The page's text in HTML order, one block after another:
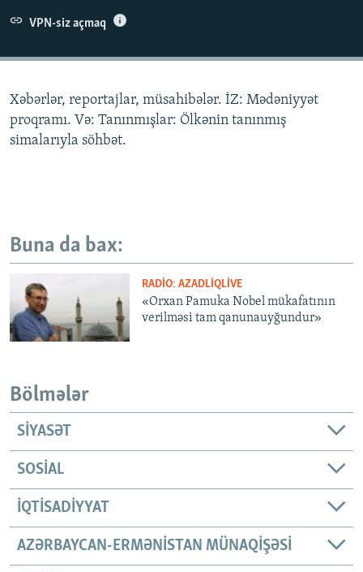
İNFOQRAFIKA
AZƏRBAYCAN ƏDƏBIYYATI KITABXANASI
MISSIYAMIZ
AZADLIQRADIOSU MOBIL TELEFONUNUZDA
BIZIMLƏ ƏLAQƏ
BIZI IZLƏ
RFE/RL-in bütün saytları
VPN-siz açmaq
Xəbərlər, reportajlar, müsahibələr. İZ: Mədəniyyət
proqramı. Və: Tanınmışlar: Ölkənin tanınmış
simalarıyla söhbət.
Buna da bax:
RADIO: AZADLIQLIVE
«Orxan Pamuka Nobel mükafatının
verilməsi tam qanunauyğundur»
Bölmələr
SIYASƏT
SOSIAL
İQTISADIYYAT
AZƏRBAYCAN-ERMƏNISTAN MÜNAQIŞƏSI